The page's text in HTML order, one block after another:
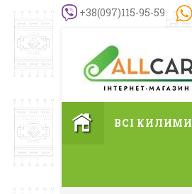
+38(097)115-95-59
ВСІ КИЛИМИ